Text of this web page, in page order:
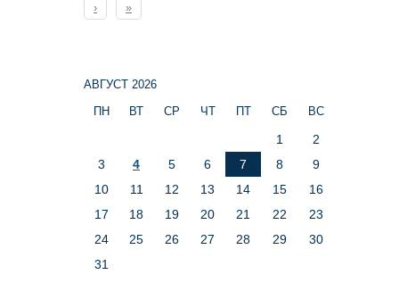
›
»
АВГУСТ 2026
ПН
ВТ СР ЧТ ПТ СБ ВС
1
2
3
4 5 6 7 8
9
10
11 12 13 14 15
16
17
18 19 20 21 22
23
24
25 26 27 28 29
30
31